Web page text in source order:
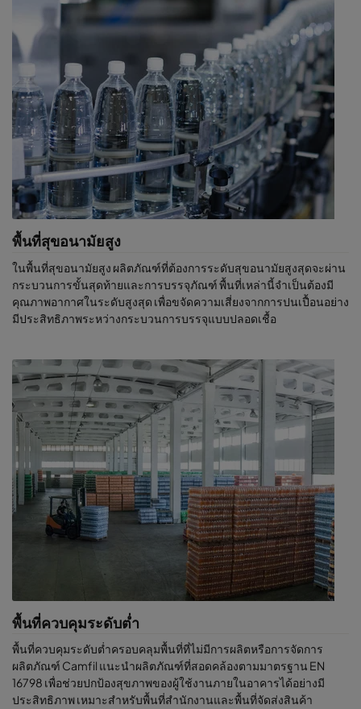
พื้นที่สุขอนามัยสูง
ในพื้นที่สุขอนามัยสูง ผลิตภัณฑ์ที่ต้องการระดับสุขอนามัยสูงสุดจะผ่าน
กระบวนการขั้นสุดท้ายและการบรรจุภัณฑ์ พื้นที่เหล่านี้จำเป็นต้องมี
คุณภาพอากาศในระดับสูงสุด เพื่อขจัดความเสี่ยงจากการปนเปื้อนอย่าง
มีประสิทธิภาพระหว่างกระบวนการบรรจุแบบปลอดเชื้อ
พื้นที่ควบคุมระดับต่ำ
พื้นที่ควบคุมระดับต่ำครอบคลุมพื้นที่ที่ไม่มีการผลิตหรือการจัดการ
ผลิตภัณฑ์ Camfil แนะนำผลิตภัณฑ์ที่สอดคล้องตามมาตรฐาน EN
16798 เพื่อช่วยปกป้องสุขภาพของผู้ใช้งานภายในอาคารได้อย่างมี
ประสิทธิภาพ เหมาะสำหรับพื้นที่สำนักงานและพื้นที่จัดส่งสินค้า